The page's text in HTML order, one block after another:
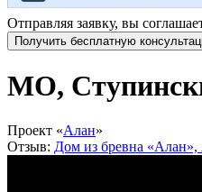
Отправляя заявку, вы
МО,
Проект «Алан»
Отзыв: Дом из бревна «Алан»,